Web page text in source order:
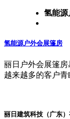
氢能源
氢能源户外会展篷房
丽日户外会展篷
越来越多的客户青
丽日建筑科技（广东）